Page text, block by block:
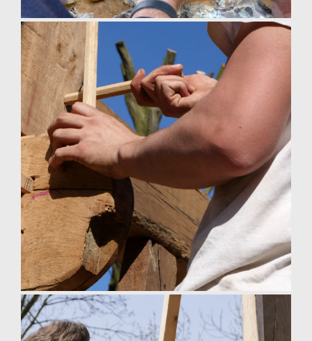
maçonnerie à la chaux Normandie